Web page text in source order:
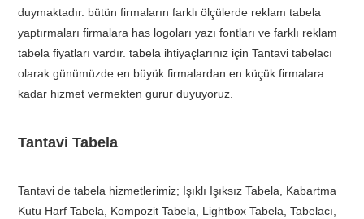
duymaktadır. bütün firmaların farklı ölçülerde reklam tabela
yaptırmaları firmalara has logoları yazı fontları ve farklı reklam
tabela fiyatları vardır. tabela ihtiyaçlarınız için Tantavi tabelacı
olarak günümüzde en büyük firmalardan en küçük firmalara
kadar hizmet vermekten gurur duyuyoruz.
Tantavi Tabela
Tantavi de tabela hizmetlerimiz; Işıklı Işıksız Tabela, Kabartma
Kutu Harf Tabela, Kompozit Tabela, Lightbox Tabela, Tabelacı,